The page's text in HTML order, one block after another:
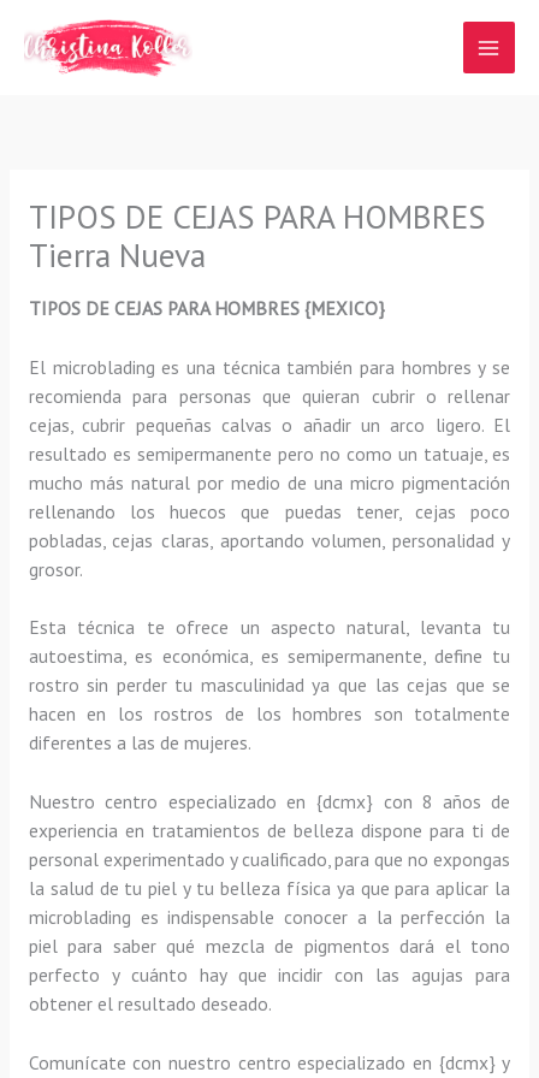
contenido
TIPOS DE CEJAS PARA HOMBRES
Tierra Nueva
TIPOS DE CEJAS PARA HOMBRES {MEXICO}
El microblading es una técnica también para hombres y se
recomienda para personas que quieran cubrir o rellenar
cejas, cubrir pequeñas calvas o añadir un arco ligero.El
resultado es semipermanente pero no como un tatuaje, es
mucho más natural por medio de una micro pigmentación
rellenando los huecos que puedas tener, cejas poco
pobladas, cejas claras, aportando volumen, personalidad y
grosor.
Esta técnica te ofrece un aspecto natural, levanta tu
autoestima, es económica, es semipermanente, define tu
rostro sin perder tu masculinidad ya que las cejas que se
hacen en los rostros de los hombres son totalmente
diferentes a las de mujeres.
Nuestro centro especializado en {dcmx} con 8 años de
experiencia en tratamientos de belleza dispone para ti de
personal experimentado y cualificado, para que no expongas
la salud de tu piel y tu belleza física ya que para aplicar la
microblading es indispensable conocer a la perfección la
piel para saber qué mezcla de pigmentos dará el tono
perfecto y cuánto hay que incidir con las agujas para
obtener el resultado deseado.
Comunícate con nuestro centro especializado en {dcmx} y